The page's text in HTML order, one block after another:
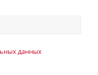
данных